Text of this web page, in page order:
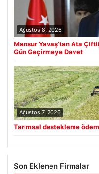
Ağustos 8, 2026
Mansur Yavaş’tan Ata
Gün Geçirmeye Davet
Ağustos 7, 2026
Tarımsal destekleme
Son Eklenen Firmalar